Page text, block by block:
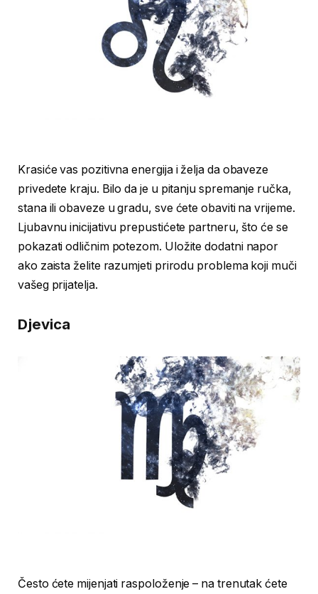
Krasiće vas pozitivna energija i želja da obaveze
privedete kraju. Bilo da je u pitanju spremanje ručka,
stana ili obaveze u gradu, sve ćete obaviti na vrijeme.
Ljubavnu inicijativu prepustićete partneru, što će se
pokazati odličnim potezom. Uložite dodatni napor
ako zaista želite razumjeti prirodu problema koji muči
vašeg prijatelja.
Djevica
Često ćete mijenjati raspoloženje – na trenutak ćete